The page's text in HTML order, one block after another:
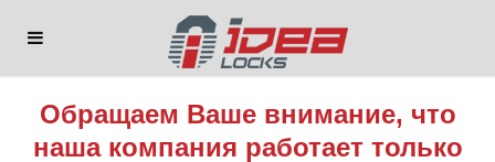
Обращаем Ваше внимание, что
наша компания работает только